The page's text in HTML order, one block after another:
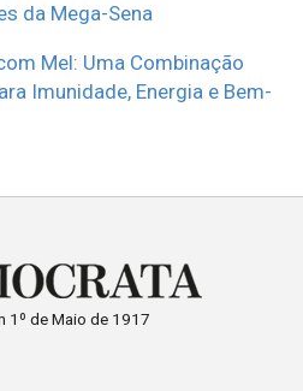
da Mega-Sena
Mel: Uma Combinação
Imunidade, Energia e Bem-
1º de Maio de 1917